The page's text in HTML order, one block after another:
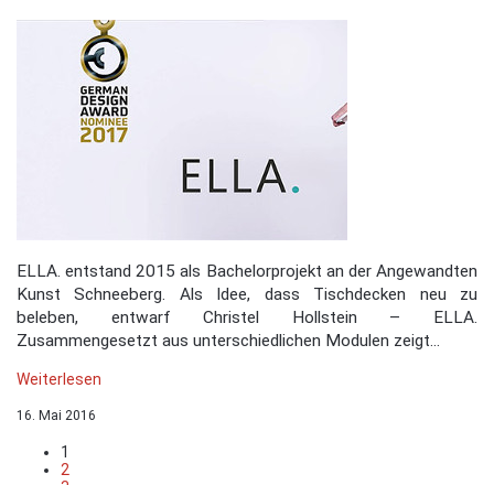
ELLA. entstand 2015 als Bachelorprojekt an der Angewandten
Kunst Schneeberg. Als Idee, dass Tischdecken neu zu
beleben, entwarf Christel Hollstein – ELLA.
Zusammengesetzt aus unterschiedlichen Modulen zeigt...
Weiterlesen
16. Mai 2016
1
2